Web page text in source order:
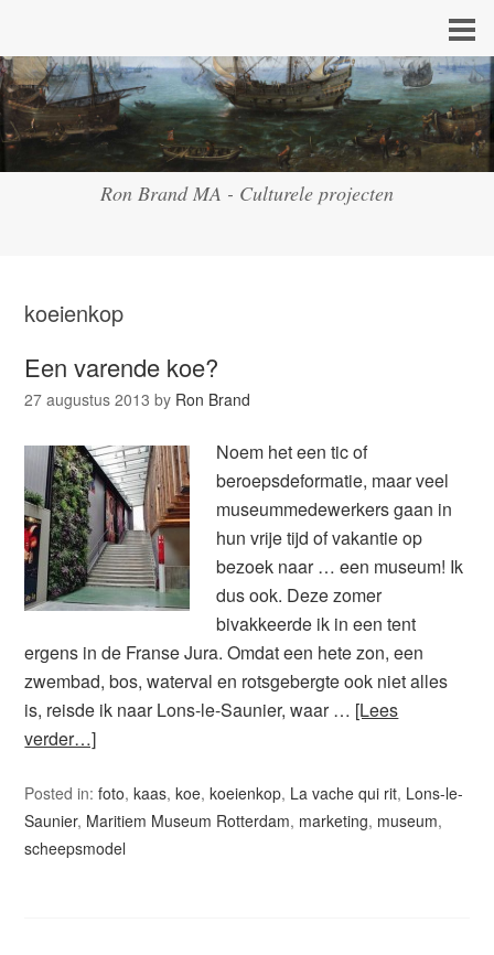
Ron Brand MA - Culturele projecten
koeienkop
Een varende koe?
27 augustus 2013 by Ron Brand
Noem het een tic of
beroepsdeformatie, maar veel
museummedewerkers gaan in
hun vrije tijd of vakantie op
bezoek naar … een museum! Ik
dus ook. Deze zomer
bivakkeerde ik in een tent
ergens in de Franse Jura. Omdat een hete zon, een
zwembad, bos, waterval en rotsgebergte ook niet alles
is, reisde ik naar Lons-le-Saunier, waar … [Lees
verder…]
Posted in:foto,kaas,koe,koeienkop, La vache qui rit, Lons-le-
Saunier, Maritiem Museum Rotterdam, marketing, museum,
scheepsmodel